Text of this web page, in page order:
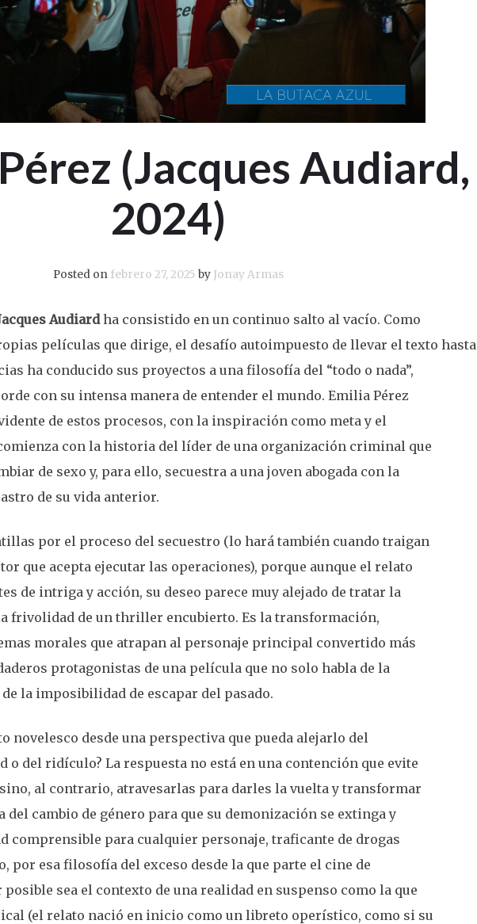
(Jacques Audiard,
2024)
Posted on febrero 27, 2025 by Jonay Armas
Audiardha consistido en un continuo salto al vacío. Como
películas que dirige, el desafío autoimpuesto de llevar el texto hasta
ha conducido sus proyectos a una filosofía del “todo o nada”,
con su intensa manera de entender el mundo. Emilia Pérez
de estos procesos, con la inspiración como meta y el
con la historia del líder de una organización criminal que
de sexo y, para ello, secuestra a una joven abogada con la
de su vida anterior.
por el proceso del secuestro (lo hará también cuando traigan
que acepta ejecutar las operaciones), porque aunque el relato
de intriga y acción, su deseo parece muy alejado de tratar la
frivolidad de un thriller encubierto. Es la transformación,
morales que atrapan al personaje principal convertido más
protagonistas de una película que no solo habla de la
la imposibilidad de escapar del pasado.
novelesco desde una perspectiva que pueda alejarlo del
o del ridículo? La respuesta no está en una contención que evite
al contrario, atravesarlas para darles la vuelta y transformar
del cambio de género para que su demonización se extinga y
comprensible para cualquier personaje, traficante de drogas
por esa filosofía del exceso desde la que parte el cine de
sea el contexto de una realidad en suspenso como la que
(el relato nació en inicio como un libreto operístico, como si su